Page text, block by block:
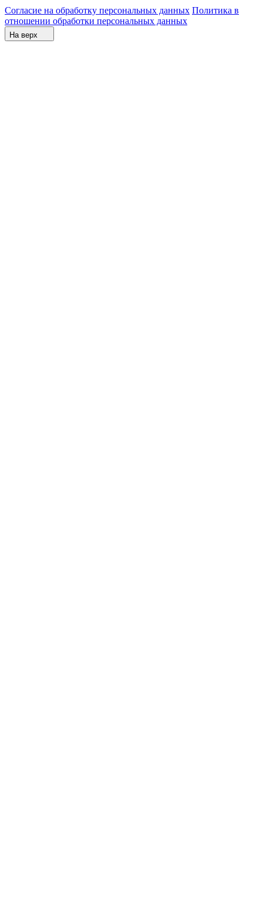
Согласие на обработку персональных данных Политика в
отношении обработки персональных данных
На верх